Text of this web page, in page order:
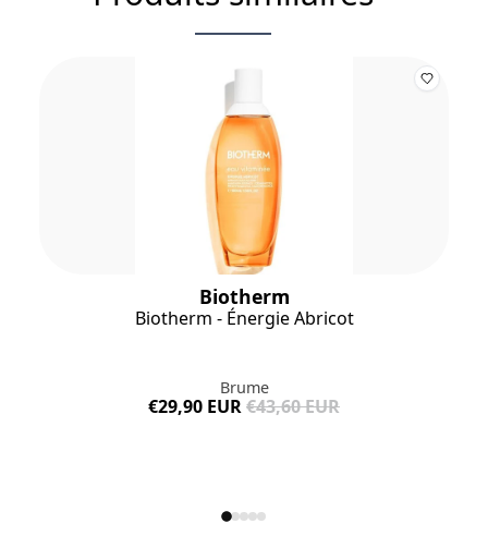
INGRÉDIENTS :
Warnhinweis: Die Listen der Inhaltsstoffe, die in den Produkten
Produkt verwenden, lesen Sie bitte die Liste der Inhaltsstoffe auf
der Verpackung, um sicherzustellen, dass die Inhaltsstoffe für
Ihren persönlichen Gebrauch geeignet sind.
559798 06 - INGREDIENTS: ALCOHOL • AQUA / WATER / EAU •
PARFUM / FRAGRANCE • LIMONENE • ACTINIDIA CHINENSIS
FRUIT WATER / KIWI FRUIT WATER • ETHYLHEXYL SALICYLATE •
BUTYL METHOXYDIBENZOYLMETHANE • LINALOOL •
HYDROXYCITRONELLAL • BENZYL SALICYLATE • HEXYL
CINNAMAL • BENZYL ALCOHOL • CITRONELLOL • GERANIOL •
CITRAL • FARNESOL (F.I.L. N70028866/1).
Biotherm
Biotherm - Énergie Abricot
Brume
€29,90 EUR€43,60 EUR